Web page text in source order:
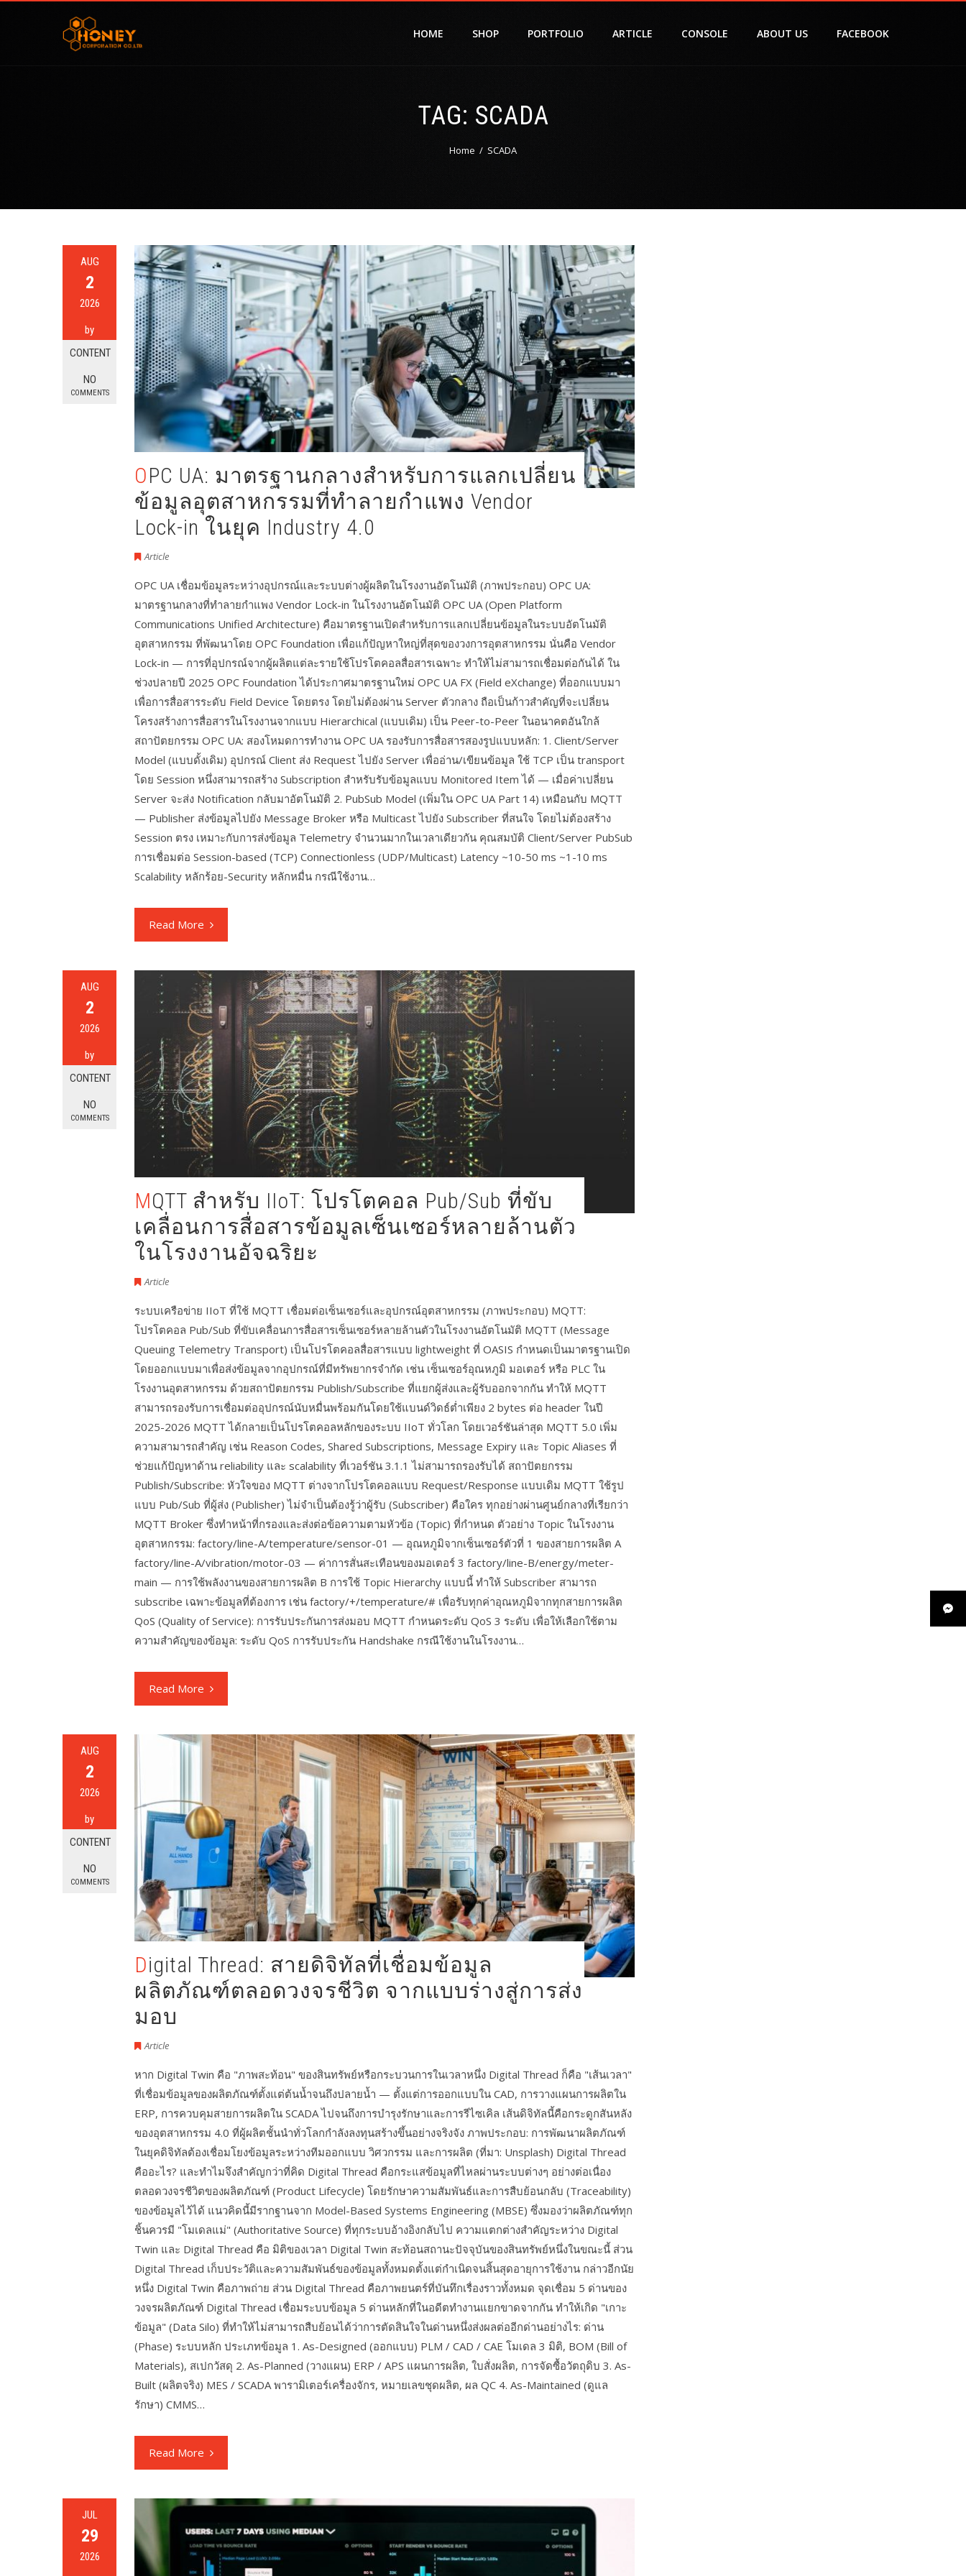
HOME SHOP PORTFOLIO ARTICLE CONSOLE ABOUT US FACEBOOK
TAG: SCADA
Home SCADA
AUG
2
2026
by
CONTENT
NO
COMMENTS
OPC UA: มาตรฐานกลางสำหรับการแลกเปลี่ยน
ข้อมูลอุตสาหกรรมที่ทำลายกำแพง Vendor
Lock-in ในยุค Industry 4.0
Article
OPC UA เชื่อมข้อมูลระหว่างอุปกรณ์และระบบต่างผู้ผลิตในโรงงานอัตโนมัติ (ภาพประกอบ) OPC UA:
มาตรฐานกลางที่ทำลายกำแพง Vendor Lock-in ในโรงงานอัตโนมัติ OPC UA (Open Platform
Communications Unified Architecture) คือมาตรฐานเปิดสำหรับการแลกเปลี่ยนข้อมูลในระบบอัตโนมัติ
อุตสาหกรรม ที่พัฒนาโดย OPC Foundation เพื่อแก้ปัญหาใหญ่ที่สุดของวงการอุตสาหกรรม นั่นคือ Vendor
Lock-in — การที่อุปกรณ์จากผู้ผลิตแต่ละรายใช้โปรโตคอลสื่อสารเฉพาะ ทำให้ไม่สามารถเชื่อมต่อกันได้ ใน
ช่วงปลายปี 2025 OPC Foundation ได้ประกาศมาตรฐานใหม่ OPC UA FX (Field eXchange) ที่ออกแบบมา
เพื่อการสื่อสารระดับ Field Device โดยตรง โดยไม่ต้องผ่าน Server ตัวกลาง ถือเป็นก้าวสำคัญที่จะเปลี่ยน
โครงสร้างการสื่อสารในโรงงานจากแบบ Hierarchical (แบบเดิม) เป็น Peer-to-Peer ในอนาคตอันใกล้
สถาปัตยกรรม OPC UA: สองโหมดการทำงาน OPC UA รองรับการสื่อสารสองรูปแบบหลัก: 1. Client/Server
Model (แบบดั้งเดิม) อุปกรณ์ Client ส่ง Request ไปยัง Server เพื่ออ่าน/เขียนข้อมูล ใช้ TCP เป็น transport
โดย Session หนึ่งสามารถสร้าง Subscription สำหรับรับข้อมูลแบบ Monitored Item ได้ — เมื่อค่าเปลี่ยน
Server จะส่ง Notification กลับมาอัตโนมัติ 2. PubSub Model (เพิ่มใน OPC UA Part 14) เหมือนกับ MQTT
— Publisher ส่งข้อมูลไปยัง Message Broker หรือ Multicast ไปยัง Subscriber ที่สนใจ โดยไม่ต้องสร้าง
Session ตรง เหมาะกับการส่งข้อมูล Telemetry จำนวนมากในเวลาเดียวกัน คุณสมบัติ Client/Server PubSub
การเชื่อมต่อ Session-based (TCP) Connectionless (UDP/Multicast) Latency ~10-50 ms ~1-10 ms
Scalability หลักร้อย-Security หลักหมื่น กรณีใช้งาน…
Read More
AUG
2
2026
by
CONTENT
NO
COMMENTS
MQTT สำหรับ IIoT: โปรโตคอล Pub/Sub ที่ขับ
เคลื่อนการสื่อสารข้อมูลเซ็นเซอร์หลายล้านตัว
ในโรงงานอัจฉริยะ
Article
ระบบเครือข่าย IIoT ที่ใช้ MQTT เชื่อมต่อเซ็นเซอร์และอุปกรณ์อุตสาหกรรม (ภาพประกอบ) MQTT:
โปรโตคอล Pub/Sub ที่ขับเคลื่อนการสื่อสารเซ็นเซอร์หลายล้านตัวในโรงงานอัตโนมัติ MQTT (Message
Queuing Telemetry Transport) เป็นโปรโตคอลสื่อสารแบบ lightweight ที่ OASIS กำหนดเป็นมาตรฐานเปิด
โดยออกแบบมาเพื่อส่งข้อมูลจากอุปกรณ์ที่มีทรัพยากรจำกัด เช่น เซ็นเซอร์อุณหภูมิ มอเตอร์ หรือ PLC ใน
โรงงานอุตสาหกรรม ด้วยสถาปัตยกรรม Publish/Subscribe ที่แยกผู้ส่งและผู้รับออกจากกัน ทำให้ MQTT
สามารถรองรับการเชื่อมต่ออุปกรณ์นับหมื่นพร้อมกันโดยใช้แบนด์วิดธ์ต่ำเพียง 2 bytes ต่อ header ในปี
2025-2026 MQTT ได้กลายเป็นโปรโตคอลหลักของระบบ IIoT ทั่วโลก โดยเวอร์ชันล่าสุด MQTT 5.0 เพิ่ม
ความสามารถสำคัญ เช่น Reason Codes, Shared Subscriptions, Message Expiry และ Topic Aliases ที่
ช่วยแก้ปัญหาด้าน reliability และ scalability ที่เวอร์ชัน 3.1.1 ไม่สามารถรองรับได้ สถาปัตยกรรม
Publish/Subscribe: หัวใจของ MQTT ต่างจากโปรโตคอลแบบ Request/Response แบบเดิม MQTT ใช้รูป
แบบ Pub/Sub ที่ผู้ส่ง (Publisher) ไม่จำเป็นต้องรู้ว่าผู้รับ (Subscriber) คือใคร ทุกอย่างผ่านศูนย์กลางที่เรียกว่า
MQTT Broker ซึ่งทำหน้าที่กรองและส่งต่อข้อความตามหัวข้อ (Topic) ที่กำหนด ตัวอย่าง Topic ในโรงงาน
อุตสาหกรรม: factory/line-A/temperature/sensor-01 — อุณหภูมิจากเซ็นเซอร์ตัวที่ 1 ของสายการผลิต A
factory/line-A/vibration/motor-03 — ค่าการสั่นสะเทือนของมอเตอร์ 3 factory/line-B/energy/meter-
main — การใช้พลังงานของสายการผลิต B การใช้ Topic Hierarchy แบบนี้ ทำให้ Subscriber สามารถ
subscribe เฉพาะข้อมูลที่ต้องการ เช่น factory/+/temperature/# เพื่อรับทุกค่าอุณหภูมิจากทุกสายการผลิต
QoS (Quality of Service): การรับประกันการส่งมอบ MQTT กำหนดระดับ QoS 3 ระดับ เพื่อให้เลือกใช้ตาม
ความสำคัญของข้อมูล: ระดับ QoS การรับประกัน Handshake กรณีใช้งานในโรงงาน…
Read More
AUG
2
2026
by
CONTENT
NO
COMMENTS
Digital Thread: สายดิจิทัลที่เชื่อมข้อมูล
ผลิตภัณฑ์ตลอดวงจรชีวิต จากแบบร่างสู่การส่ง
มอบ
Article
หาก Digital Twin คือ "ภาพสะท้อน" ของสินทรัพย์หรือกระบวนการในเวลาหนึ่ง Digital Thread ก็คือ "เส้นเวลา"
ที่เชื่อมข้อมูลของผลิตภัณฑ์ตั้งแต่ต้นน้ำจนถึงปลายน้ำ — ตั้งแต่การออกแบบใน CAD, การวางแผนการผลิตใน
ERP, การควบคุมสายการผลิตใน SCADA ไปจนถึงการบำรุงรักษาและการรีไซเคิล เส้นดิจิทัลนี้คือกระดูกสันหลัง
ของอุตสาหกรรม 4.0 ที่ผู้ผลิตชั้นนำทั่วโลกกำลังลงทุนสร้างขึ้นอย่างจริงจัง ภาพประกอบ: การพัฒนาผลิตภัณฑ์
ในยุคดิจิทัลต้องเชื่อมโยงข้อมูลระหว่างทีมออกแบบ วิศวกรรม และการผลิต (ที่มา: Unsplash) Digital Thread
คืออะไร? และทำไมจึงสำคัญกว่าที่คิด Digital Thread คือกระแสข้อมูลที่ไหลผ่านระบบต่างๆ อย่างต่อเนื่อง
ตลอดวงจรชีวิตของผลิตภัณฑ์ (Product Lifecycle) โดยรักษาความสัมพันธ์และการสืบย้อนกลับ (Traceability)
ของข้อมูลไว้ได้ แนวคิดนี้มีรากฐานจาก Model-Based Systems Engineering (MBSE) ซึ่งมองว่าผลิตภัณฑ์ทุก
ชิ้นควรมี "โมเดลแม่" (Authoritative Source) ที่ทุกระบบอ้างอิงกลับไป ความแตกต่างสำคัญระหว่าง Digital
Twin และ Digital Thread คือ มิติของเวลา Digital Twin สะท้อนสถานะปัจจุบันของสินทรัพย์หนึ่งในขณะนี้ ส่วน
Digital Thread เก็บประวัติและความสัมพันธ์ของข้อมูลทั้งหมดตั้งแต่กำเนิดจนสิ้นสุดอายุการใช้งาน กล่าวอีกนัย
หนึ่ง Digital Twin คือภาพถ่าย ส่วน Digital Thread คือภาพยนตร์ที่บันทึกเรื่องราวทั้งหมด จุดเชื่อม 5 ด่านของ
วงจรผลิตภัณฑ์ Digital Thread เชื่อมระบบข้อมูล 5 ด่านหลักที่ในอดีตทำงานแยกขาดจากกัน ทำให้เกิด "เกาะ
ข้อมูล" (Data Silo) ที่ทำให้ไม่สามารถสืบย้อนได้ว่าการตัดสินใจในด่านหนึ่งส่งผลต่ออีกด่านอย่างไร: ด่าน
(Phase) ระบบหลัก ประเภทข้อมูล 1. As-Designed (ออกแบบ) PLM / CAD / CAE โมเดล 3 มิติ, BOM (Bill of
Materials), สเปกวัสดุ 2. As-Planned (วางแผน) ERP / APS แผนการผลิต, ใบสั่งผลิต, การจัดซื้อวัตถุดิบ 3. As-
Built (ผลิตจริง) MES / SCADA พารามิเตอร์เครื่องจักร, หมายเลขชุดผลิต, ผล QC 4. As-Maintained (ดูแล
รักษา) CMMS…
Read More
JUL
29
2026